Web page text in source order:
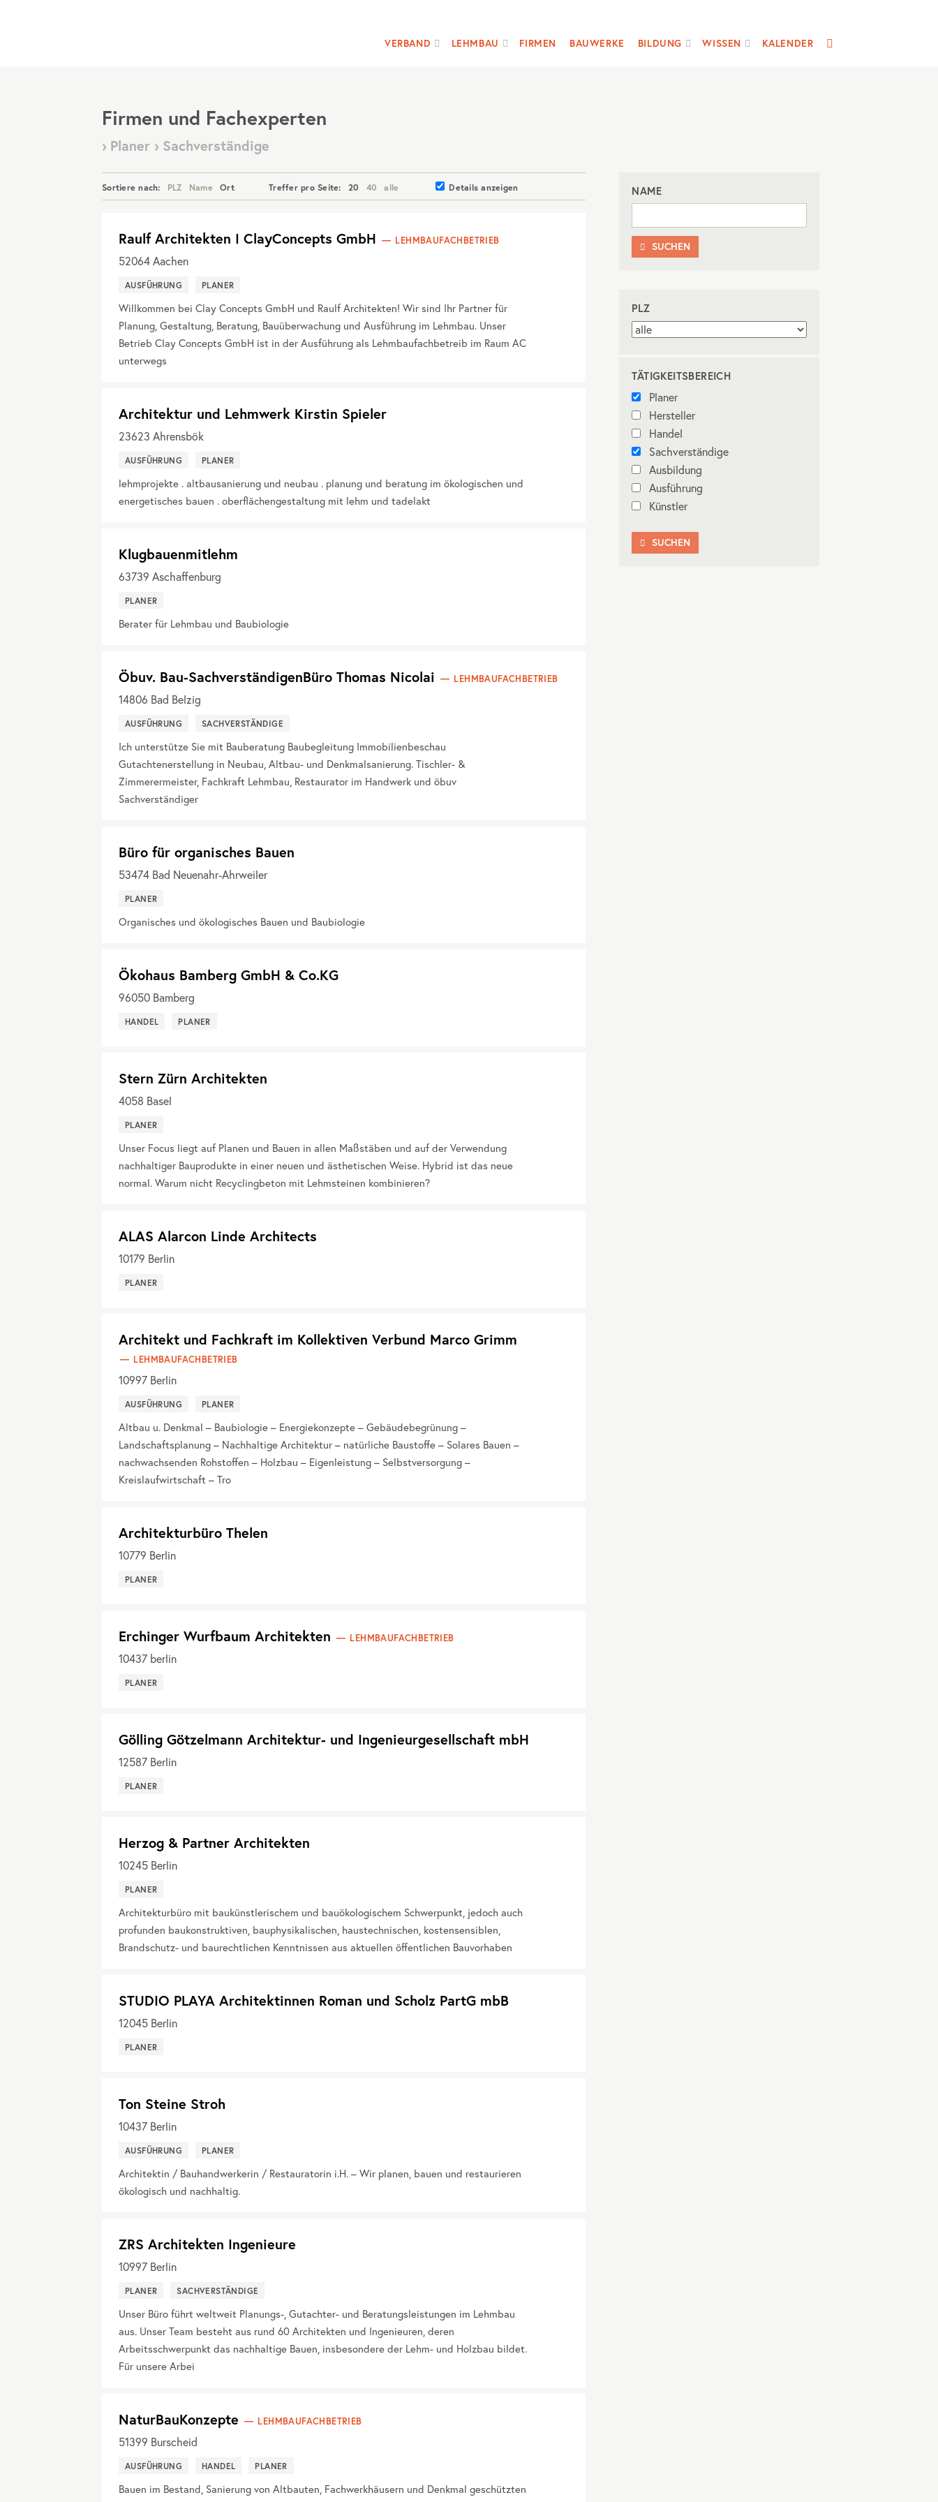
VERBAND LEHMBAU FIRMEN BAUWERKE BILDUNG WISSEN KALENDER
Firmen und Fachexperten
› Planer › Sachverständige
Sortiere nach: PLZ Name Ort Treffer pro Seite: 20 40 alle Details anzeigen
Raulf Architekten I ClayConcepts GmbH LEHMBAUFACHBETRIEB
52064 Aachen
AUSFÜHRUNG PLANER
Willkommen bei Clay Concepts GmbH und Raulf Architekten! Wir sind Ihr Partner für
Planung, Gestaltung, Beratung, Bauüberwachung und Ausführung im Lehmbau. Unser
Betrieb Clay Concepts GmbH ist in der Ausführung als Lehmbaufachbetreib im Raum AC
unterwegs
Architektur und Lehmwerk Kirstin Spieler
23623 Ahrensbök
AUSFÜHRUNG PLANER
lehmprojekte . altbausanierung und neubau . planung und beratung im ökologischen und
energetisches bauen . oberflächengestaltung mit lehm und tadelakt
Klugbauenmitlehm
63739 Aschaffenburg
PLANER
Berater für Lehmbau und Baubiologie
Öbuv. Bau-SachverständigenBüro Thomas Nicolai LEHMBAUFACHBETRIEB
14806 Bad Belzig
AUSFÜHRUNG SACHVERSTÄNDIGE
Ich unterstütze Sie mit Bauberatung Baubegleitung Immobilienbeschau
Gutachtenerstellung in Neubau, Altbau- und Denkmalsanierung. Tischler- &
Zimmerermeister, Fachkraft Lehmbau, Restaurator im Handwerk und öbuv
Sachverständiger
Büro für organisches Bauen
53474 Bad Neuenahr-Ahrweiler
PLANER
Organisches und ökologisches Bauen und Baubiologie
Ökohaus Bamberg GmbH & Co.KG
96050 Bamberg
HANDEL PLANER
Stern Zürn Architekten
4058 Basel
PLANER
Unser Focus liegt auf Planen und Bauen in allen Maßstäben und auf der Verwendung
nachhaltiger Bauprodukte in einer neuen und ästhetischen Weise. Hybrid ist das neue
normal. Warum nicht Recyclingbeton mit Lehmsteinen kombinieren?
ALAS Alarcon Linde Architects
10179 Berlin
PLANER
Architekt und Fachkraft im Kollektiven Verbund Marco Grimm
LEHMBAUFACHBETRIEB
10997 Berlin
AUSFÜHRUNG PLANER
Altbau u. Denkmal – Baubiologie – Energiekonzepte – Gebäudebegrünung –
Landschaftsplanung – Nachhaltige Architektur – natürliche Baustoffe – Solares Bauen –
nachwachsenden Rohstoffen – Holzbau – Eigenleistung – Selbstversorgung –
Kreislaufwirtschaft – Tro
Architekturbüro Thelen
10779 Berlin
PLANER
Erchinger Wurfbaum Architekten LEHMBAUFACHBETRIEB
10437 berlin
PLANER
Gölling Götzelmann Architektur- und Ingenieurgesellschaft mbH
12587 Berlin
PLANER
Herzog & Partner Architekten
10245 Berlin
PLANER
Architekturbüro mit baukünstlerischem und bauökologischem Schwerpunkt, jedoch auch
profunden baukonstruktiven, bauphysikalischen, haustechnischen, kostensensiblen,
Brandschutz- und baurechtlichen Kenntnissen aus aktuellen öffentlichen Bauvorhaben
STUDIO PLAYA Architektinnen Roman und Scholz PartG mbB
12045 Berlin
PLANER
Ton Steine Stroh
10437 Berlin
AUSFÜHRUNG PLANER
Architektin / Bauhandwerkerin / Restauratorin i.H. – Wir planen, bauen und restaurieren
ökologisch und nachhaltig.
ZRS Architekten Ingenieure
10997 Berlin
PLANER SACHVERSTÄNDIGE
Unser Büro führt weltweit Planungs-, Gutachter- und Beratungsleistungen im Lehmbau
aus. Unser Team besteht aus rund 60 Architekten und Ingenieuren, deren
Arbeitsschwerpunkt das nachhaltige Bauen, insbesondere der Lehm- und Holzbau bildet.
Für unsere Arbei
NaturBauKonzepte LEHMBAUFACHBETRIEB
51399 Burscheid
AUSFÜHRUNG HANDEL PLANER
Bauen im Bestand, Sanierung von Altbauten, Fachwerkhäusern und Denkmal geschützten
NAME
 SUCHEN
PLZ
TÄTIGKEITSBEREICH
Planer
Hersteller
Handel
Sachverständige
Ausbildung
Ausführung
Künstler
 SUCHEN